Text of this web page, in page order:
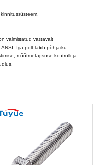
valmistatud vastavalt
Iga polt läbib põhjaliku
mõõtmetäpsuse kontrolli ja